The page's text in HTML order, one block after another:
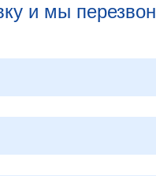
и мы